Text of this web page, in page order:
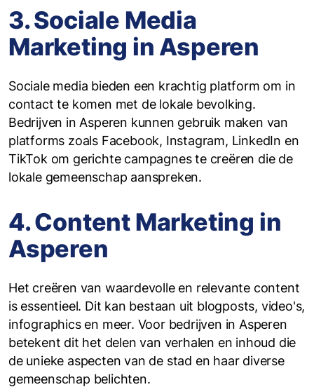
3. Sociale Media
Marketing in Asperen
Sociale media bieden een krachtig platform om in
contact te komen met de lokale bevolking.
Bedrijven in Asperen kunnen gebruik maken van
platforms zoals Facebook, Instagram, LinkedIn en
TikTok om gerichte campagnes te creëren die de
lokale gemeenschap aanspreken.
4. Content Marketing in
Asperen
Het creëren van waardevolle en relevante content
is essentieel. Dit kan bestaan uit blogposts, video's,
infographics en meer. Voor bedrijven in Asperen
betekent dit het delen van verhalen en inhoud die
de unieke aspecten van de stad en haar diverse
gemeenschap belichten.